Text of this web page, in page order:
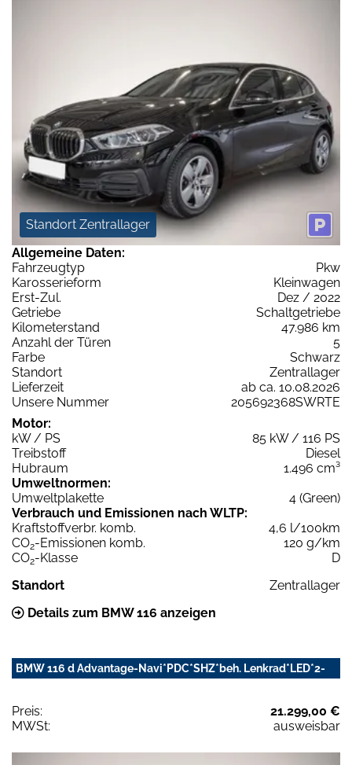
Standort Zentrallager
Allgemeine Daten:
Fahrzeugtyp
Pkw
Karosserieform
Kleinwagen
Erst-Zul.
Dez / 2022
Getriebe
Schaltgetriebe
Kilometerstand
47.986 km
Anzahl der Türen
5
Farbe
Schwarz
Standort
Zentrallager
Lieferzeit
ab ca. 10.08.2026
Unsere Nummer
205692368SWRTE
Motor:
kW / PS
85 kW / 116 PS
Treibstoff
Diesel
Hubraum
1.496 cm³
Umweltnormen:
Umweltplakette
4 (Green)
Verbrauch und Emissionen nach WLTP:
Kraftstoffverbr. komb.
4,6 l/100km
CO2-Emissionen komb.
120 g/km
CO2-Klasse
D
Standort
Zentrallager
Details zum BMW 116 anzeigen
BMW 116 d Advantage-Navi*PDC*SHZ*beh. Lenkrad*LED*2-
Preis:
21.299,00 €
MWSt:
ausweisbar